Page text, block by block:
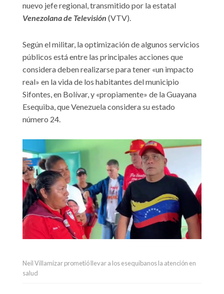
nuevo jefe regional, transmitido por la estatal
Venezolana de Televisión (VTV).
Según el militar, la optimización de algunos servicios
públicos está entre las principales acciones que
considera deben realizarse para tener «un impacto
real» en la vida de los habitantes del municipio
Sifontes, en Bolívar, y «propiamente» de la Guayana
Esequiba, que Venezuela considera su estado
número 24.
Neil Villamizar prometió llevar a los esequibanos la atención en
salud